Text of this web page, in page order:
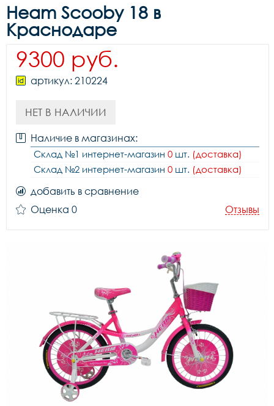
Heam Scooby 18 в
Краснодаре
9300 руб.
артикул: 210224
НЕТ В НАЛИЧИИ
Наличие в магазинах:
Склад №1 интернет-магазин 0 шт. (доставка)
Склад №2 интернет-магазин 0 шт. (доставка)
добавить в сравнение
Оценка 0
Отзывы